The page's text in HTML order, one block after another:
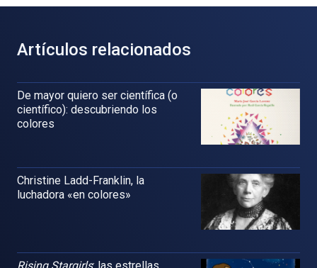
Artículos relacionados
De mayor quiero ser científica (o
científico): descubriendo los
colores
Christine Ladd-Franklin, la
luchadora «en colores»